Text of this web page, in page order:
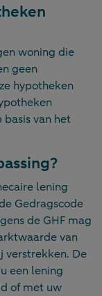
woning die
geen
hypotheken
van het
lening
Gedragscode
de GHF mag
van
verstrekken. De
een lening
of met uw